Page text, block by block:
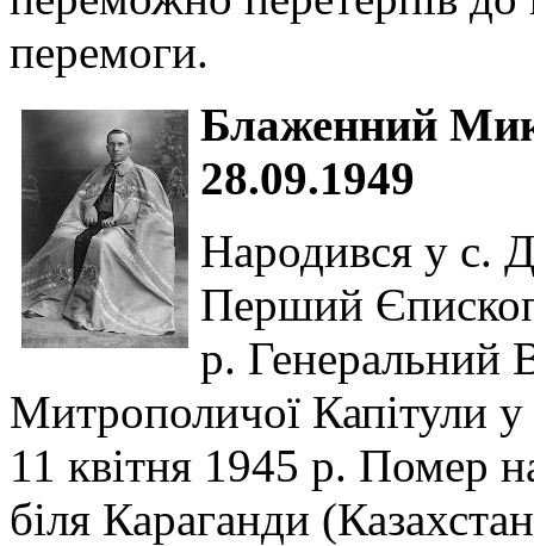
перемоги.
Блаженний
28.09.1949
Народився у с.
Перший
р. Генеральний
Митрополичої Капітули
11 квітня 1945 р. Помер
біля Караганди